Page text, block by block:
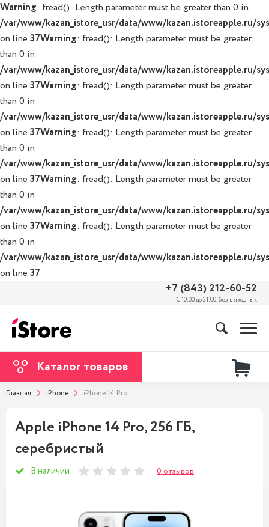
Warning: fread(): Length parameter must be greater than 0 in
/var/www/kazan_istore_usr/data/www/kazan.istoreapple.ru/
on line 37Warning: fread(): Length parameter must be greater
than 0 in
/var/www/kazan_istore_usr/data/www/kazan.istoreapple.ru/
on line 37Warning: fread(): Length parameter must be greater
than 0 in
/var/www/kazan_istore_usr/data/www/kazan.istoreapple.ru/
on line 37Warning: fread(): Length parameter must be greater
than 0 in
/var/www/kazan_istore_usr/data/www/kazan.istoreapple.ru/
on line 37Warning: fread(): Length parameter must be greater
than 0 in
/var/www/kazan_istore_usr/data/www/kazan.istoreapple.ru/
on line 37Warning: fread(): Length parameter must be greater
than 0 in
/var/www/kazan_istore_usr/data/www/kazan.istoreapple.ru/
on line 37
+7 (843) 212-60-52
С 10:00 до 21:00, без выходных
Каталог товаров
Главная iPhone iPhone 14 Pro
Apple iPhone 14 Pro, 256 ГБ,
серебристый
В наличии 0 отзывов